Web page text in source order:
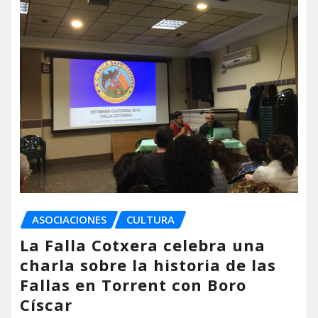
ASOCIACIONES CULTURA
La Falla Cotxera celebra una
charla sobre la historia de las
Fallas en Torrent con Boro
Císcar